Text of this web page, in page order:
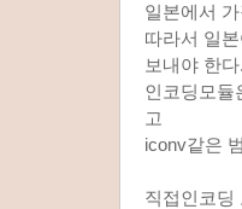
일본에서
따라서 일
보내야 한다.
인코딩모듈
고
iconv같은
직접인코딩